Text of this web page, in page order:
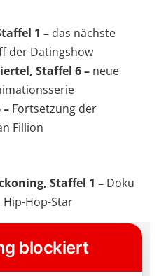
1 – das nächste
der Datingshow
Staffel 6 – neue
Fortsetzung der
Fillion
Staffel 1 – Doku
Hop-Star